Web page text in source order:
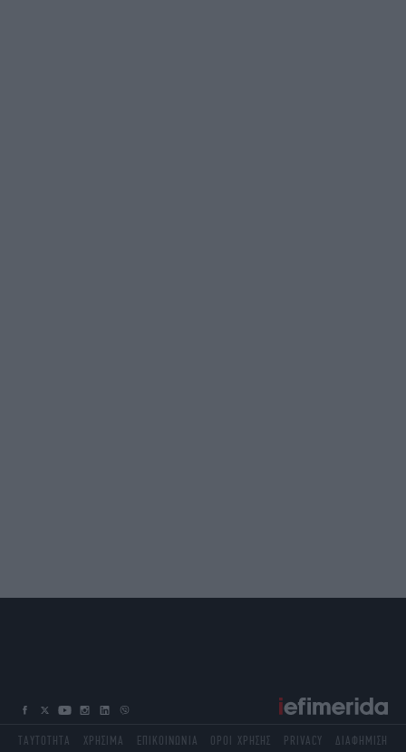
ΤΑΥΤΟΤΗΤΑ ΧΡΗΣΙΜΑ ΕΠΙΚΟΙΝΩΝΙΑ ΟΡΟΙ ΧΡΗΣΗΣ PRIVACY ΔΙΑΦΗΜΙΣΗ